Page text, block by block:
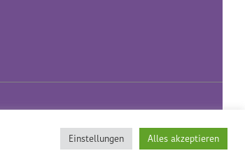
© ART BREAKERS 2022
Einstellungen Alles akzeptieren